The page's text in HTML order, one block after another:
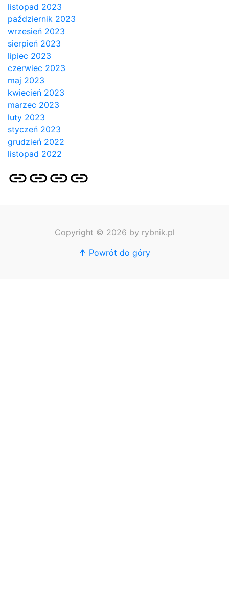
listopad 2023
październik 2023
wrzesień 2023
sierpień 2023
lipiec 2023
czerwiec 2023
maj 2023
kwiecień 2023
marzec 2023
luty 2023
styczeń 2023
grudzień 2022
listopad 2022
Strona
główna
Pozycjonowanie
Stron
SKLEP
SEO
BLOG
Copyright © 2026 by rybnik.pl
↑ Powrót do góry